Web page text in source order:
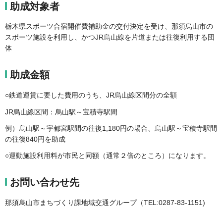
助成対象者
栃木県スポーツ合宿開催費補助金の交付決定を受け、那須烏山市の
スポーツ施設を利用し、かつJR烏山線を片道または往復利用する団
体
助成金額
○鉄道運賃に要した費用のうち、JR烏山線区間分の全額
JR烏山線区間：烏山駅～宝積寺駅間
例）烏山駅～宇都宮駅間の往復1,180円の場合、烏山駅～宝積寺駅間
の往復840円を助成
○運動施設利用料が市民と同額（通常２倍のところ）になります。
お問い合わせ先
那須烏山市まちづくり課地域交通グループ（TEL:0287-83-1151)